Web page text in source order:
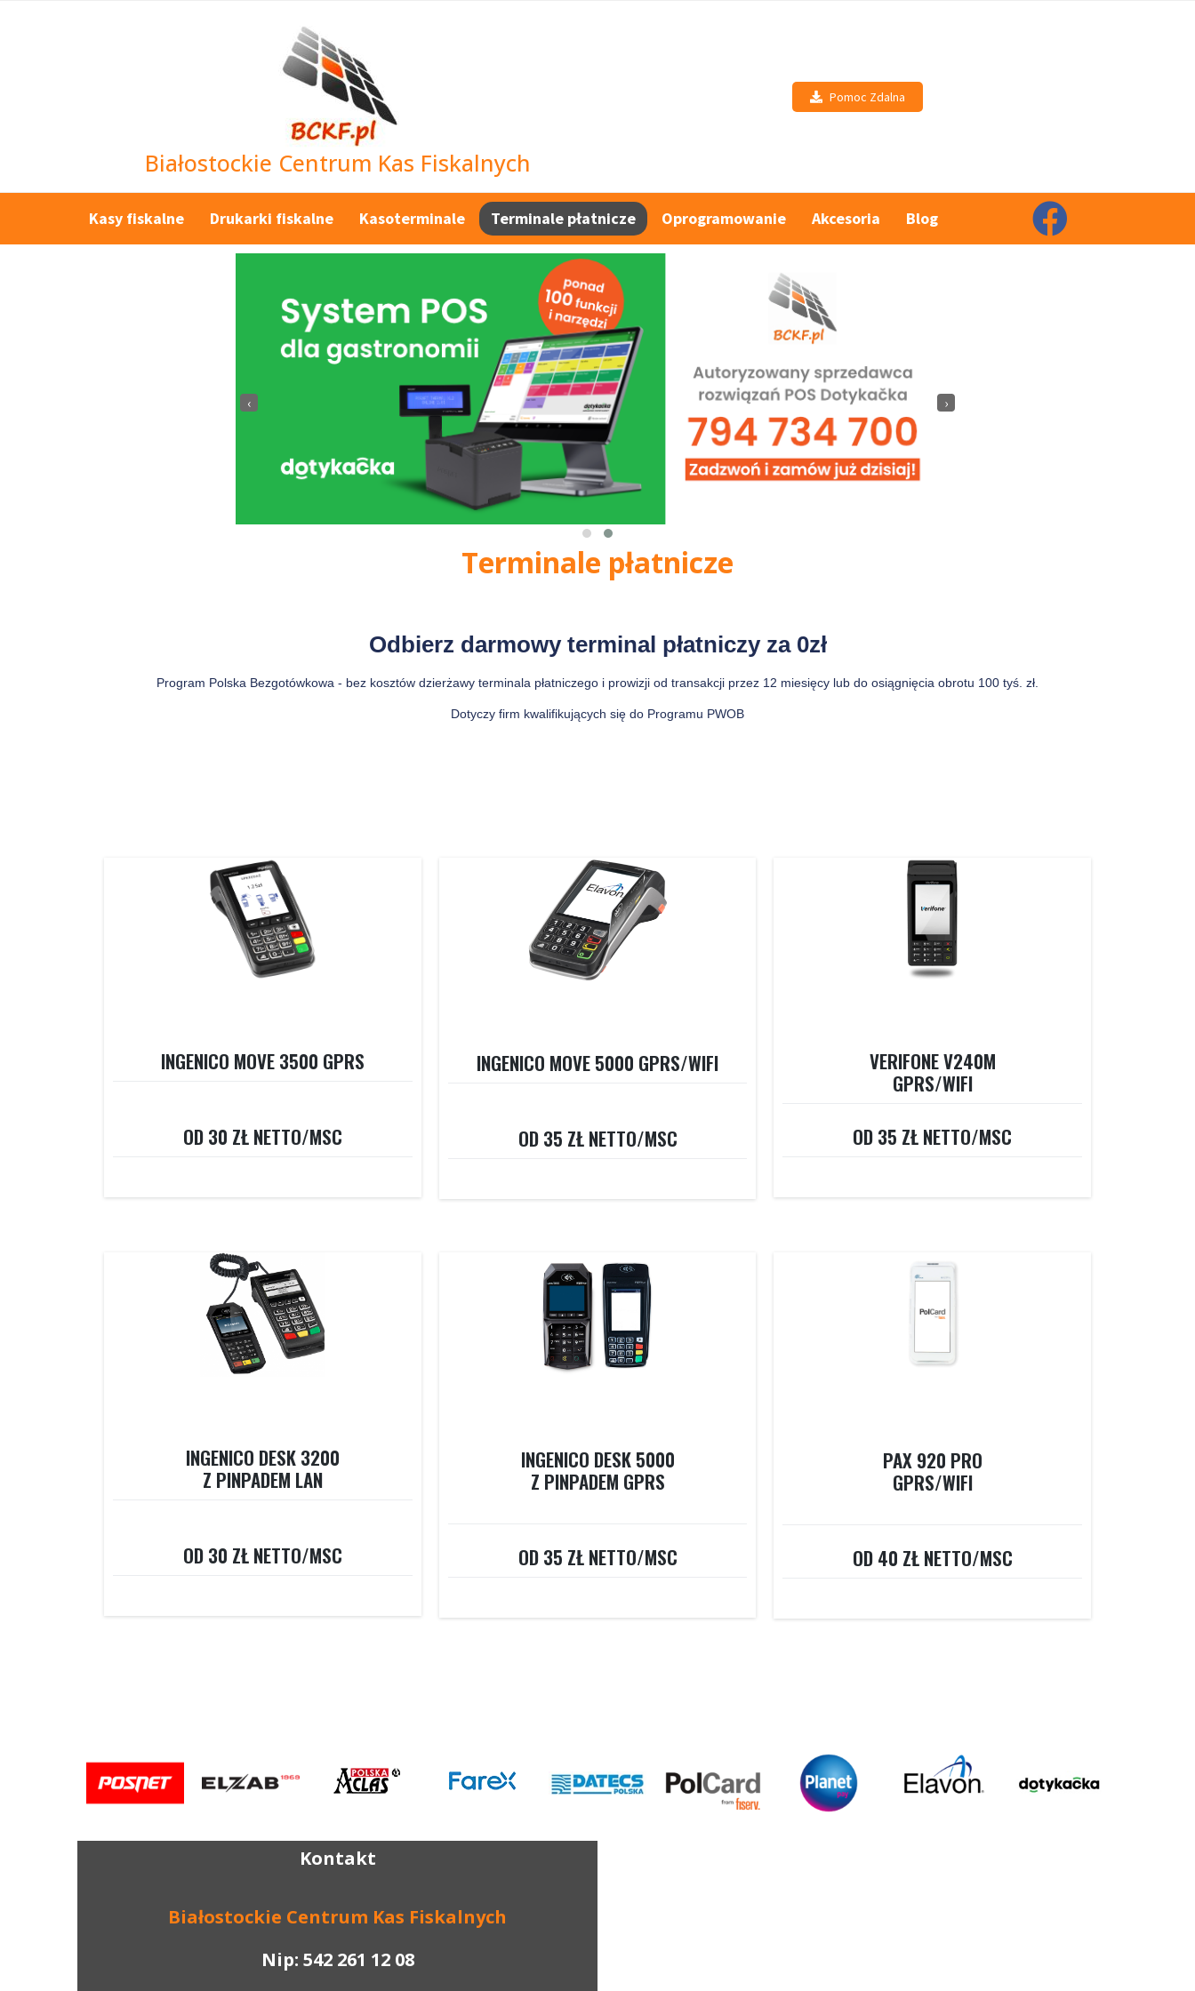
Białostockie Centrum Kas Fiskalnych
Pomoc Zdalna
Kasy fiskalne Drukarki fiskalne Kasoterminale Terminale płatnicze Oprogramowanie Akcesoria Blog
‹ ›
Terminale płatnicze
Odbierz darmowy terminal płatniczy za 0zł
Program Polska Bezgotówkowa - bez kosztów dzierżawy terminala płatniczego i prowizji od transakcji przez 12 miesięcy lub do osiągnięcia obrotu 100 tyś. zł.
Dotyczy firm kwalifikujących się do Programu PWOB
INGENICO MOVE 3500 GPRS
OD 30 ZŁ NETTO/MSC
INGENICO MOVE 5000 GPRS/WIFI
OD 35 ZŁ NETTO/MSC
VERIFONE V240M
GPRS/WIFI
OD 35 ZŁ NETTO/MSC
INGENICO DESK 3200
Z PINPADEM LAN
OD 30 ZŁ NETTO/MSC
INGENICO DESK 5000
Z PINPADEM GPRS
OD 35 ZŁ NETTO/MSC
PAX 920 PRO
GPRS/WIFI
OD 40 ZŁ NETTO/MSC
Kontakt
Białostockie Centrum Kas Fiskalnych
Nip: 542 261 12 08